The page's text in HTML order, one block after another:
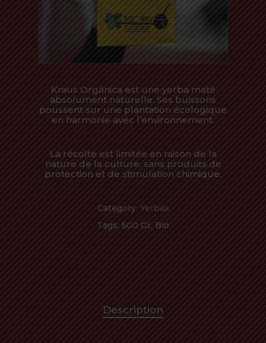
Kraus Orgánica est une yerba maté
absolument naturelle. Ses buissons
poussent sur une plantation écologique
en harmonie avec l’environnement.
La récolte est limitée en raison de la
nature de la culture, sans produits de
protection et de stimulation chimique.
Category: Yerbas
Tags: 500 Gr, Bio
Description